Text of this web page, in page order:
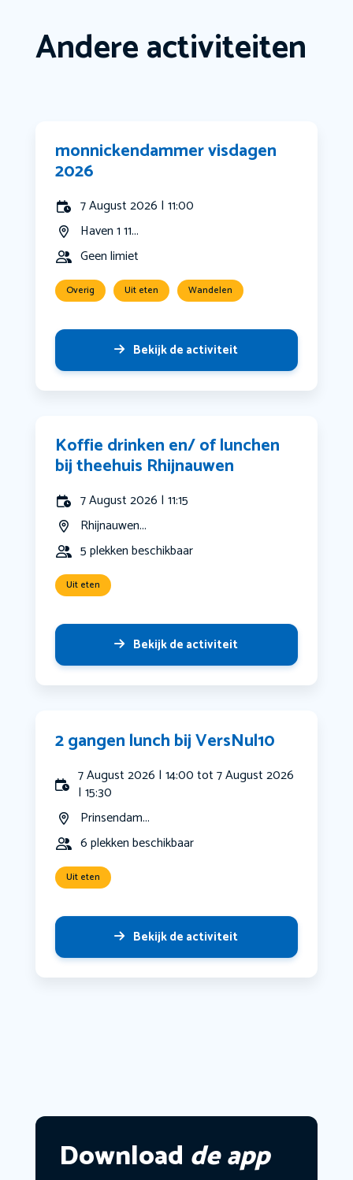
Andere activiteiten
monnickendammer visdagen
2026
7 August 2026 | 11:00
Haven 1 11...
Geen limiet
Overig Uit eten Wandelen
Bekijk de activiteit
Koffie drinken en/ of lunchen
bij theehuis Rhijnauwen
7 August 2026 | 11:15
Rhijnauwen...
5 plekken beschikbaar
Uit eten
Bekijk de activiteit
2 gangen lunch bij VersNul10
7 August 2026 | 14:00 tot 7 August 2026
| 15:30
Prinsendam...
6 plekken beschikbaar
Uit eten
Bekijk de activiteit
Download de app